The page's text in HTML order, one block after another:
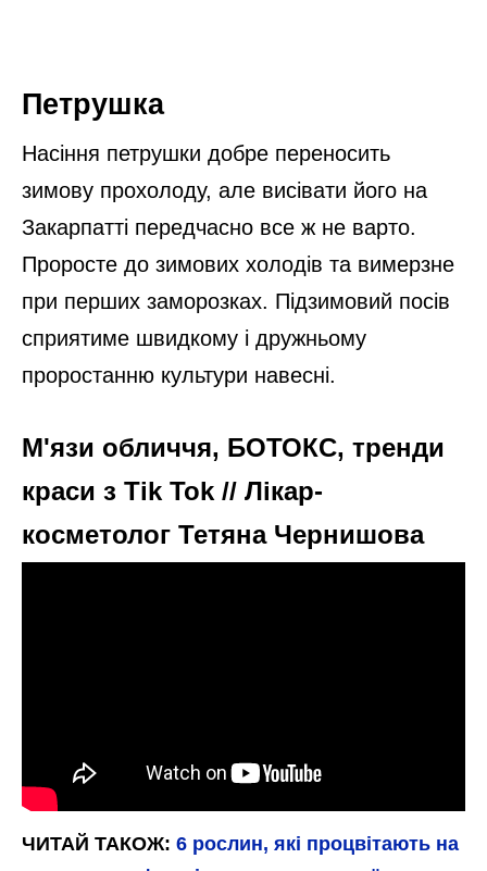
Буряк
Які рослини можна посіяти на Закарпатті під зиму